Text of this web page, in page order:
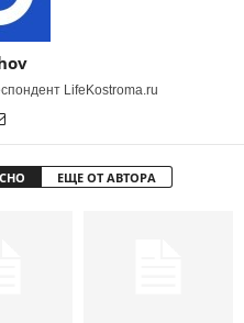
LifeKostroma.ru
ЕЩЕ ОТ АВТОРА